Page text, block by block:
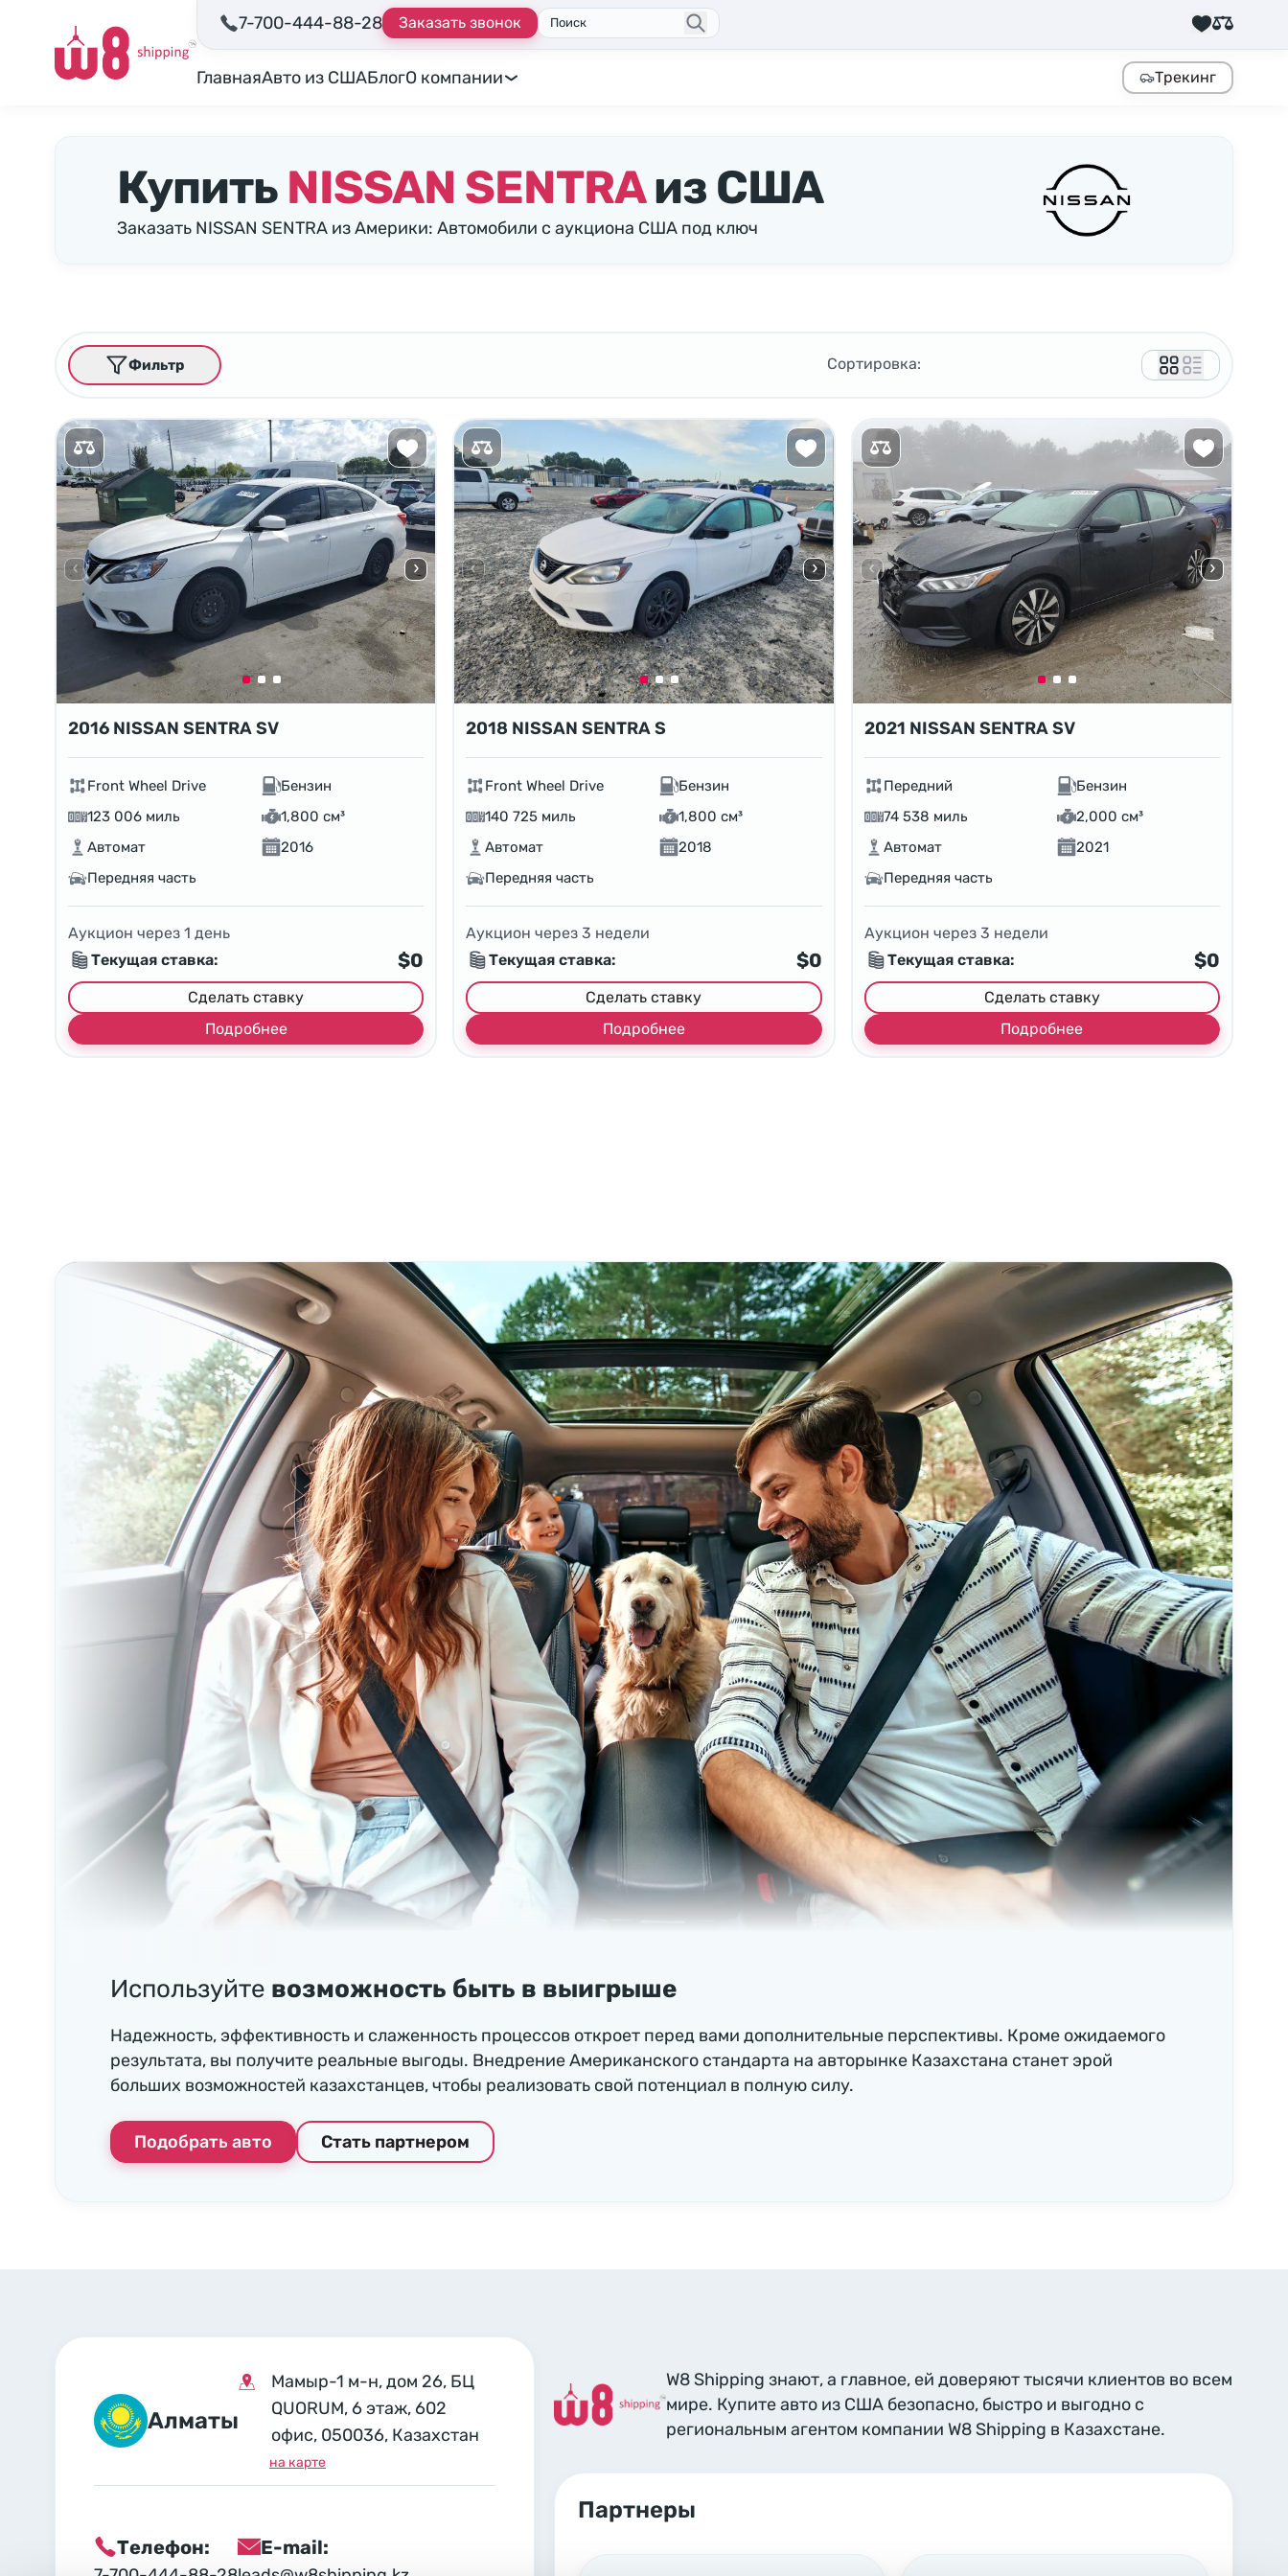
7-700-444-88-28 Заказать звонок Поиск
ГлавнаяАвто из СШАБлогО компании Трекинг
Купить NISSAN SENTRAиз США
Заказать NISSAN SENTRA из Америки: Автомобили с аукциона США под ключ
Сортировка:
Фильтр
2016 NISSAN SENTRA SV
Front Wheel Drive
Бензин
123 006 миль
1,800 см³
Автомат
2016
Передняя часть
Аукцион через 1 день
Текущая ставка:
$0
Сделать ставку
Подробнее
2018 NISSAN SENTRA S
Front Wheel Drive
Бензин
140 725 миль
1,800 см³
Автомат
2018
Передняя часть
Аукцион через3 недели
Текущая ставка:
$0
Сделать ставку
Подробнее
2021 NISSAN SENTRA SV
Передний
Бензин
74 538 миль
2,000 см³
Автомат
2021
Передняя часть
Аукцион через 3 недели
Текущая ставка:
$0
Сделать ставку
Подробнее
Используйте возможность быть в выигрыше
Надежность, эффективность и слаженность процессов откроет перед вами дополнительные перспективы. Кроме ожидаемого
результата, вы получите реальные выгоды. Внедрение Американского стандарта на авторынке Казахстана станет эрой
больших возможностей казахстанцев, чтобы реализовать свой потенциал в полную силу.
Подобрать авто Стать партнером
Алматы
Мамыр-1 м-н, дом 26, БЦ
QUORUM, 6 этаж, 602
офис, 050036, Казахстан
на карте
Телефон: E-mail:
W8 Shipping знают, а главное, ей доверяют тысячи клиентов во всем
мире. Купите авто из США безопасно, быстро и выгодно с
региональным агентом компании W8 Shipping в Казахстане.
Партнеры